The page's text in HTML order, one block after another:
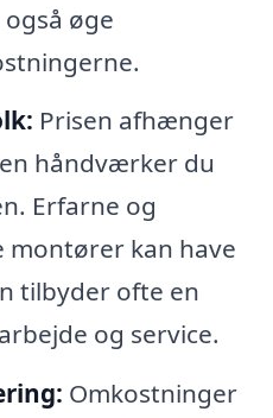
øge
Prisen afhænger
håndværker du
Erfarne og
montører kan have
tilbyder ofte en
og service.
Omkostninger